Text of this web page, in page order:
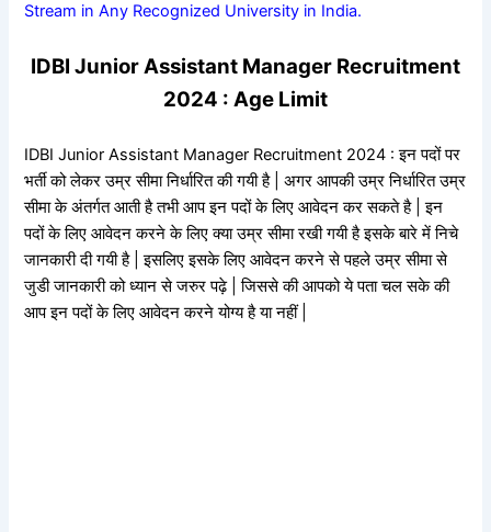
Stream in Any Recognized University in India.
IDBI Junior Assistant Manager Recruitment
2024 : Age Limit
IDBI Junior Assistant Manager Recruitment 2024 : इन पदों पर
भर्ती को लेकर उम्र सीमा निर्धारित की गयी है | अगर आपकी उम्र निर्धारित उम्र
सीमा के अंतर्गत आती है तभी आप इन पदों के लिए आवेदन कर सकते है | इन
पदों के लिए आवेदन करने के लिए क्या उम्र सीमा रखी गयी है इसके बारे में निचे
जानकारी दी गयी है | इसलिए इसके लिए आवेदन करने से पहले उम्र सीमा से
जुडी जानकारी को ध्यान से जरुर पढ़े | जिससे की आपको ये पता चल सके की
आप इन पदों के लिए आवेदन करने योग्य है या नहीं |